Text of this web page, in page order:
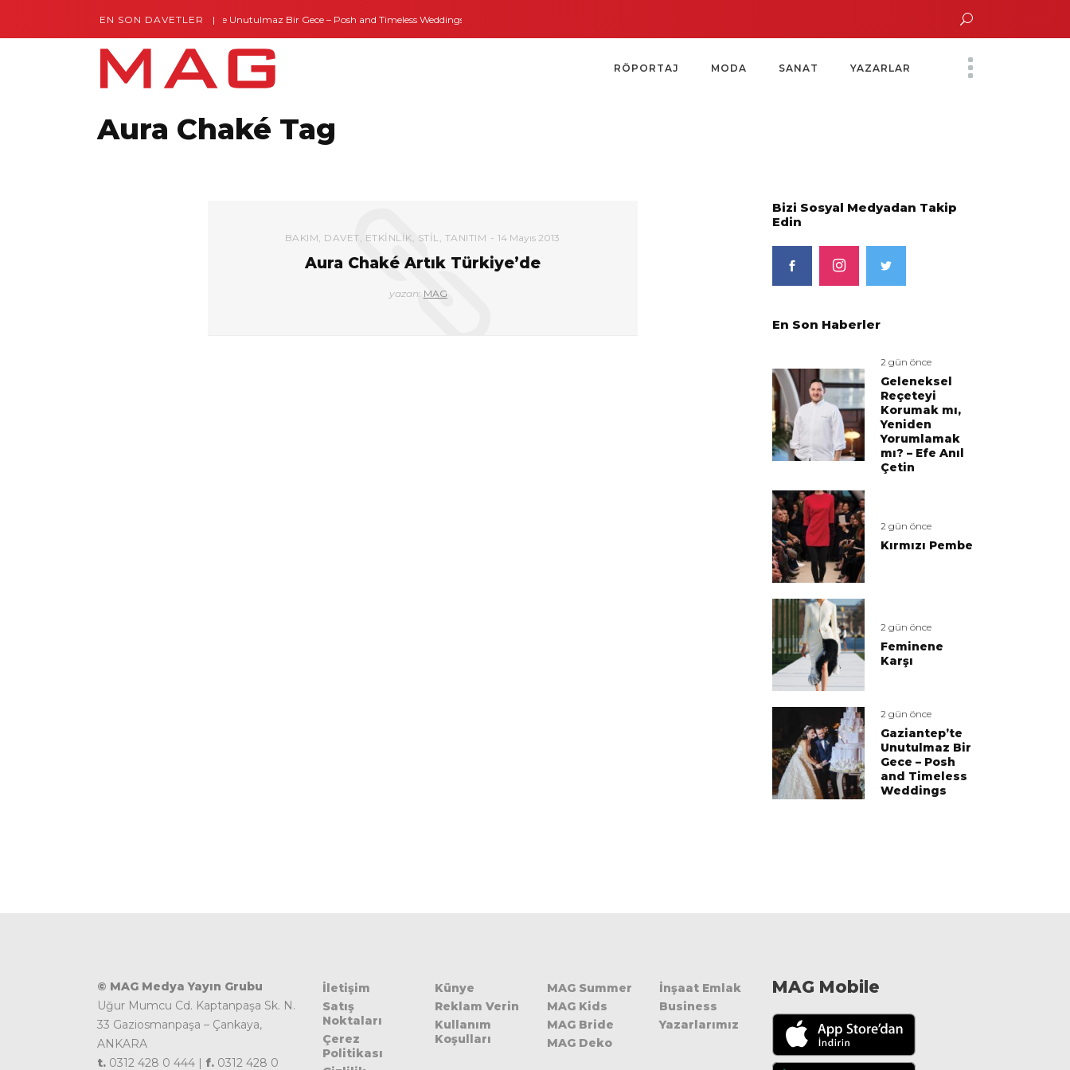
EN SON DAVETLERGaziantep’te Unutulmaz Bir Gece – Posh and Timeless Weddings Yoko Ono Sergisi Özel Bir Davetle Açıldı
RÖPORTAJ MODA SANAT YAZARLAR
Aura Chaké Tag
BAKIM, DAVET, ETKINLIK, STIL, TANITIM 14 Mayıs 2013
Aura Chaké Artık Türkiye’de
yazan: MAG
Bizi Sosyal Medyadan Takip
Edin
En Son Haberler
2 gün önce
Geleneksel
Reçeteyi
Korumak mı,
Yeniden
Yorumlamak
mı? – Efe Anıl
Çetin
2 gün önce
Kırmızı Pembe
2 gün önce
Feminene
Karşı
2 gün önce
Gaziantep’te
Unutulmaz Bir
Gece – Posh
and Timeless
Weddings
© MAG Medya Yayın Grubu
Uğur Mumcu Cd. Kaptanpaşa Sk. N.
33 Gaziosmanpaşa – Çankaya,
ANKARA
t. 0312 428 0 444 | f. 0312 428 0
İletişim
Satış
Noktaları
Çerez
Politikası
Künye
Reklam Verin
Kullanım
Koşulları
MAG Summer
MAG Kids
MAG Bride
MAG Deko
İnşaat Emlak
Business
Yazarlarımız
MAG Mobile